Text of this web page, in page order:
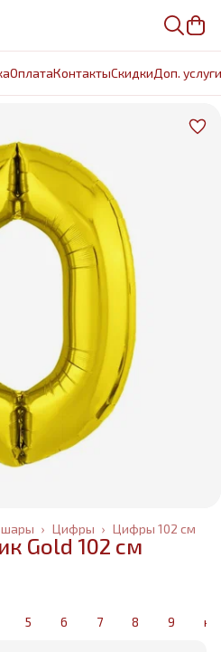
ОплатаКонтактыCкидкиДоп. услуги
Цифры 102 см
Цифры ›
шары ›
Gold 102 см
5 6 7 8 9